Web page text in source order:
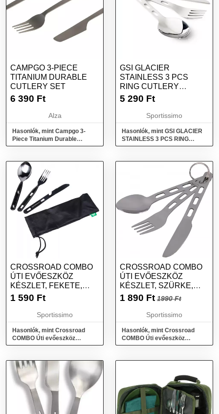
CAMPGO 3-PIECE
TITANIUM DURABLE
CUTLERY SET
6 390 Ft
Alza
Hasonlók, mint Campgo 3-
Piece Titanium Durable
Cutlery Set
GSI GLACIER
STAINLESS 3 PCS
RING CUTLERY
EVŐESZKÖZ KÉSZLET,
5 290 Ft
Sportissimo
Hasonlók, mint GSI GLACIER
STAINLESS 3 PCS RING
CUTLERY Evőeszköz készlet,
CROSSROAD COMBO
ÚTI EVŐESZKÖZ
KÉSZLET, FEKETE,
MÉRET
1 590 Ft
Sportissimo
Hasonlók, mint Crossroad
COMBO Úti evőeszköz
készlet, fekete, méret
CROSSROAD COMBO
ÚTI EVŐESZKÖZ
KÉSZLET, SZÜRKE,
MÉRET
1 890 Ft 1990 Ft
Sportissimo
Hasonlók, mint Crossroad
COMBO Úti evőeszköz
készlet, szürke, méret